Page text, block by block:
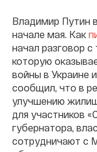
Владимир Путин
начале мая. Как
начал разговор с
которую
войны в Украине
сообщил, что в
улучшению
для участников
губернатора,
сотрудничают с